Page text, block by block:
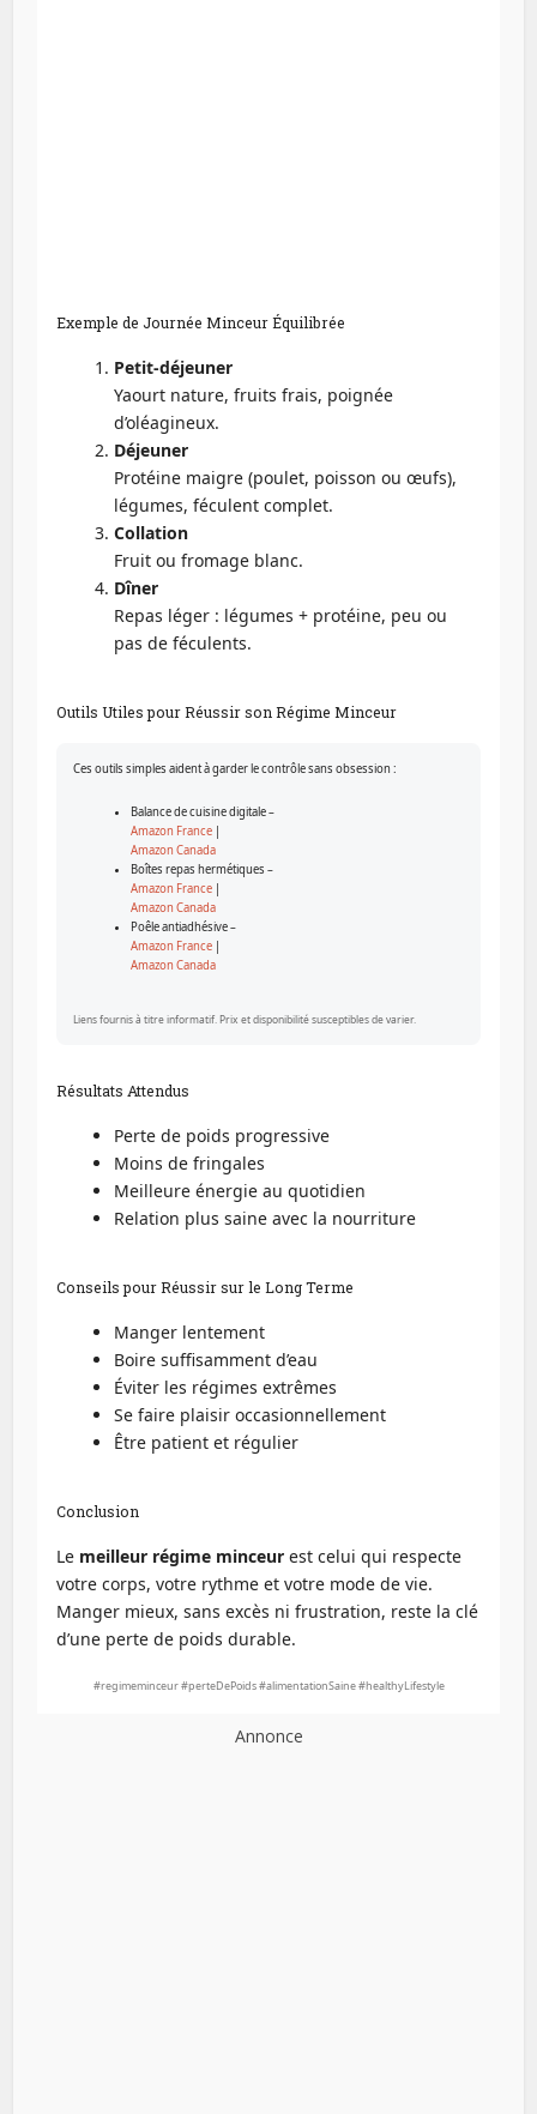
Exemple de Journée Minceur Équilibrée
Petit-déjeuner
Yaourt nature, fruits frais, poignée
d’oléagineux.
Déjeuner
Protéine maigre (poulet, poisson ou œufs),
légumes, féculent complet.
Collation
Fruit ou fromage blanc.
Dîner
Repas léger : légumes + protéine, peu ou
pas de féculents.
Outils Utiles pour Réussir son Régime Minceur
Ces outils simples aident à garder le contrôle sans obsession :
Balance de cuisine digitale –
Amazon France |
Amazon Canada
Boîtes repas hermétiques –
Amazon France |
Amazon Canada
Poêle antiadhésive –
Amazon France |
Amazon Canada
Liens fournis à titre informatif. Prix et disponibilité susceptibles de varier.
Résultats Attendus
Perte de poids progressive
Moins de fringales
Meilleure énergie au quotidien
Relation plus saine avec la nourriture
Conseils pour Réussir sur le Long Terme
Manger lentement
Boire suffisamment d’eau
Éviter les régimes extrêmes
Se faire plaisir occasionnellement
Être patient et régulier
Conclusion
Le meilleur régime minceur est celui qui respecte
votre corps, votre rythme et votre mode de vie.
Manger mieux, sans excès ni frustration, reste la clé
d’une perte de poids durable.
#regimeminceur #perteDePoids #alimentationSaine #healthyLifestyle
Annonce